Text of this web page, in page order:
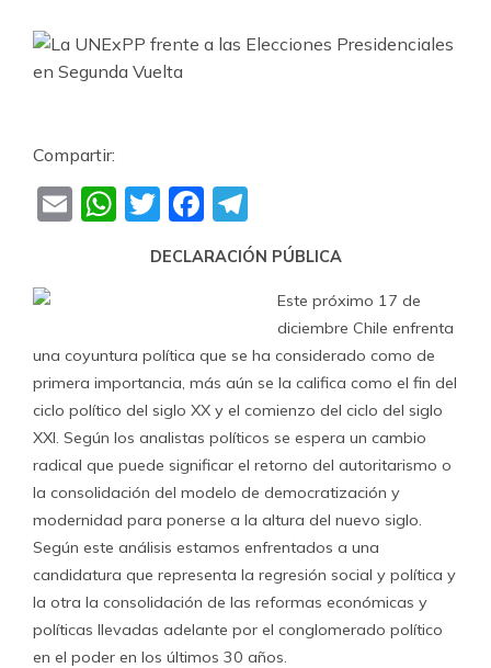
Compartir:
EmailWhatsApp
TwitterFacebook
DECLARACIÓN PÚBLICA
Este próximo 17 de
diciembre Chile enfrenta
una coyuntura política que se ha considerado como de
primera importancia, más aún se la califica como el fin del
ciclo político del siglo XX y el comienzo del ciclo del siglo
XXI. Según los analistas políticos se espera un cambio
radical que puede significar el retorno del autoritarismo o
la consolidación del modelo de democratización y
modernidad para ponerse a la altura del nuevo siglo.
Según este análisis estamos enfrentados a una
candidatura que representa la regresión social y política y
la otra la consolidación de las reformas económicas y
políticas llevadas adelante por el conglomerado político
en el poder en los últimos 30 años.